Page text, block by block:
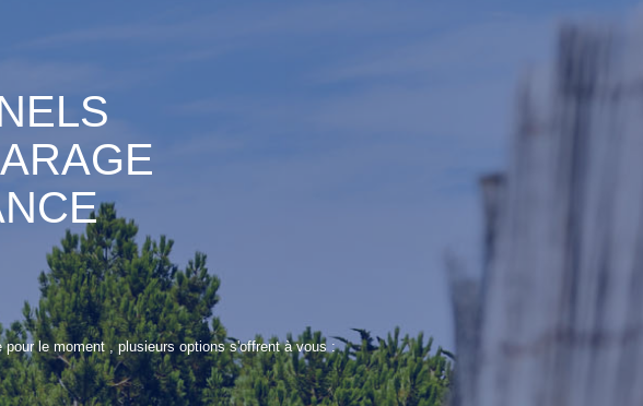
le moment , plusieurs options s'offrent à vous :